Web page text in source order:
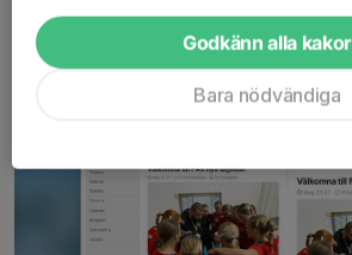
9 jan 2023 0 kommentarer
Godkänn alla kakor
Bara nödvändiga